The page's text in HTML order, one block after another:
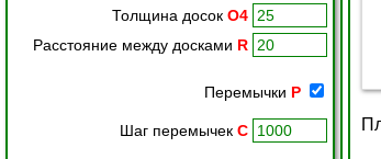
Толщина досок O4
Расстояние между досками R
Перемычки P
Шаг перемычек C